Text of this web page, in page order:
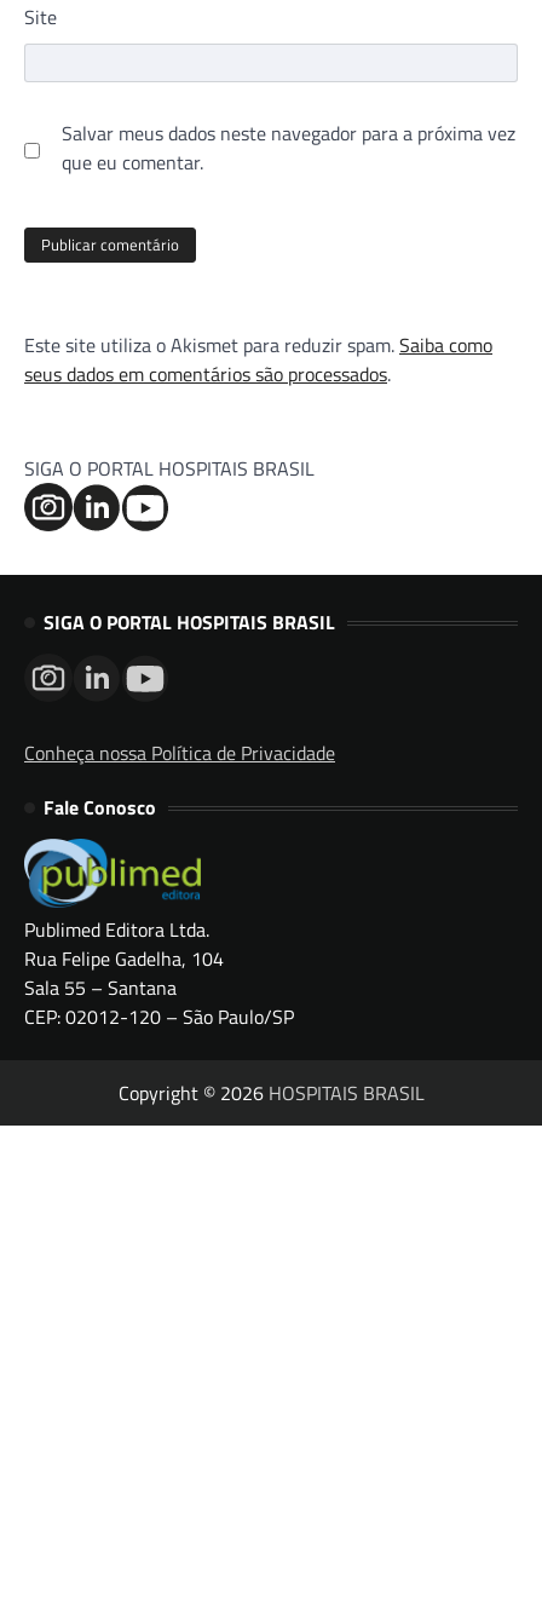
Site
Salvar meus dados neste navegador para a próxima vez
que eu comentar.
Este site utiliza o Akismet para reduzir spam.Saiba como
seus dados em comentários são processados.
SIGA O PORTAL HOSPITAIS BRASIL
SIGA O PORTAL HOSPITAIS BRASIL
Conheça nossa Política de Privacidade
Fale Conosco
Publimed Editora Ltda.
Rua Felipe Gadelha, 104
Sala 55 – Santana
CEP: 02012-120 – São Paulo/SP
Copyright © 2026 HOSPITAIS BRASIL